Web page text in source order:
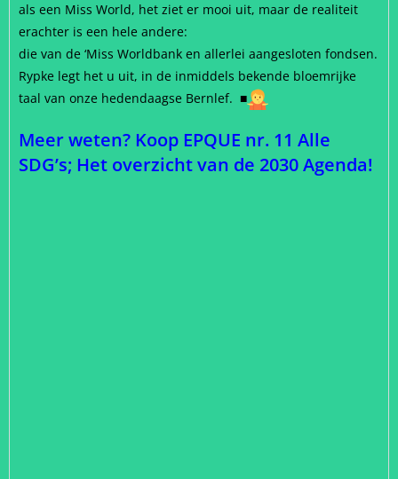
als een Miss World, het ziet er mooi uit, maar de realiteit
erachter is een hele andere:
die van de ‘Miss Worldbank en allerlei aangesloten fondsen.
Rypke legt het u uit, in de inmiddels bekende bloemrijke
taal van onze hedendaagse Bernlef. ■
Meer weten? Koop EPQUE nr. 11 Alle
SDG’s; Het overzicht van de 2030 Agenda!